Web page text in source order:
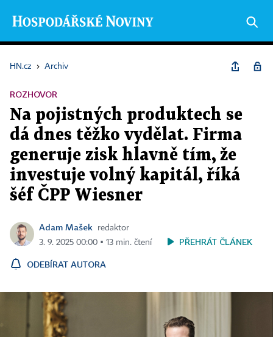
HN.cz › Archiv
ROZHOVOR
Na pojistných produktech se
dá dnes těžko vydělat. Firma
generuje zisk hlavně tím, že
investuje volný kapitál, říká
šéf ČPP Wiesner
Adam Mašek
redaktor
3. 9. 2025 00:00 ▪ 13 min. čtení
PŘEHRÁT ČLÁNEK
ODEBÍRAT AUTORA